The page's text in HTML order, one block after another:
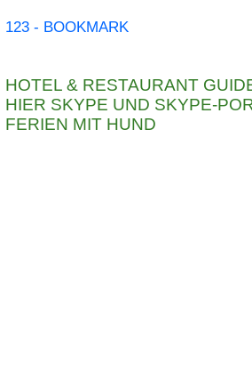
123 - BOOKMARK
HOTEL & RESTAURANT
HIER SKYPE UND SKYPE-
FERIEN MIT HUND